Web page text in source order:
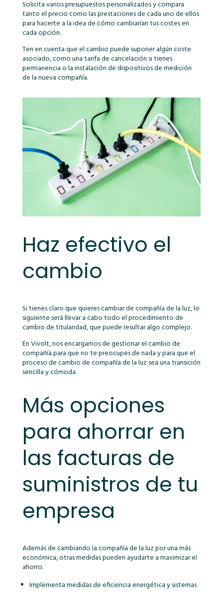
Solicita varios presupuestos personalizados y compara
tanto el precio como las prestaciones de cada uno de ellos
para hacerte a la idea de cómo cambiarían tus costes en
cada opción.
Ten en cuenta que el cambio puede suponer algún coste
asociado, como una tarifa de cancelación si tienes
permanencia o la instalación de dispositivos de medición
de la nueva compañía.
Haz efectivo el
cambio
Si tienes claro que quieres cambiar de compañía de la luz, lo
siguiente será llevar a cabo todo el procedimiento de
cambio de titularidad, que puede resultar algo complejo.
En Vivolt, nos encargamos de gestionar el cambio de
compañía para que no te preocupes de nada y para que el
proceso de cambio de compañía de la luz sea una transición
sencilla y cómoda.
Más opciones
para ahorrar en
las facturas de
suministros de tu
empresa
Además de cambiando la compañía de la luz por una más
económica, otras medidas pueden ayudarte a maximizar el
ahorro.
Implementa medidas de eficiencia energética y sistemas